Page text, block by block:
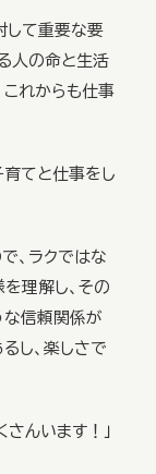
して重要な要
人の命と生活
これからも仕事
てと仕事をし
、ラクではな
理解し、その
な信頼関係が
し、楽しさで
んいます！」